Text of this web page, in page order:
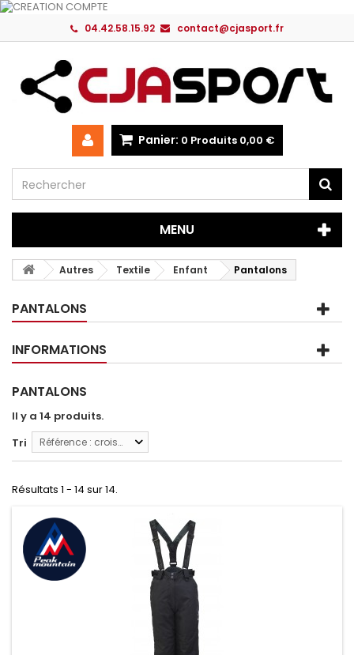
04.42.58.15.92 contact@cjasport.fr
Panier: 0 Produits 0,00 €
MENU
Autres Textile Enfant Pantalons
PANTALONS
INFORMATIONS
PANTALONS
Il y a 14 produits.
Tri
Référence : croissante
Résultats 1 - 14 sur 14.